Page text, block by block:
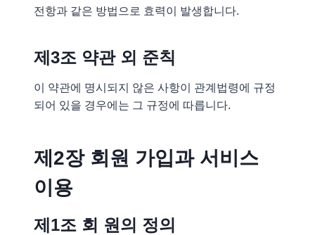
전항과 같은 방법으로 효력이 발생합니다.
제3조 약관 외 준칙
이 약관에 명시되지 않은 사항이 관계법령에 규정
되어 있을 경우에는 그 규정에 따릅니다.
제2장 회원 가입과 서비스
이용
제1조 회 원의 정의